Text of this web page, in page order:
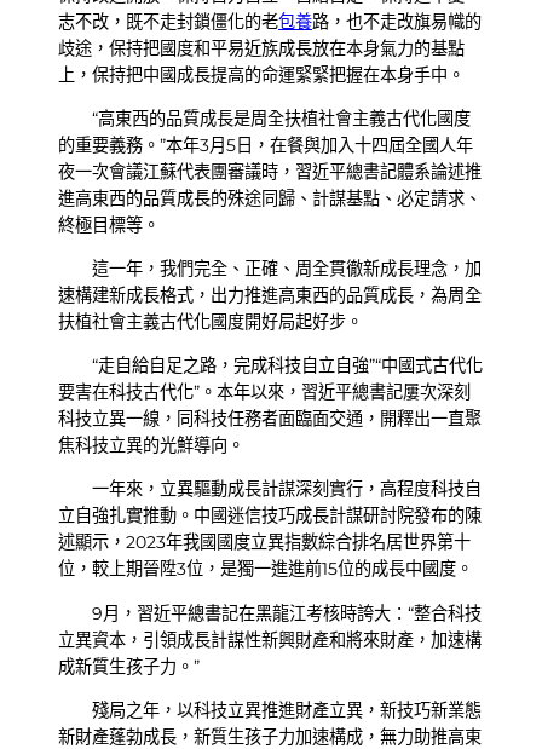
志不改，既不走封鎖僵化的老包養路，也不走改旗易幟的
歧途，保持把國度和平易近族成長放在本身氣力的基點
上，保持把中國成長提高的命運緊緊把握在本身手中。
“高東西的品質成長是周全扶植社會主義古代化國度
的重要義務。”本年3月5日，在餐與加入十四屆全國人年
夜一次會議江蘇代表團審議時，習近平總書記體系論述推
進高東西的品質成長的殊途同歸、計謀基點、必定請求、
終極目標等。
這一年，我們完全、正確、周全貫徹新成長理念，加
速構建新成長格式，出力推進高東西的品質成長，為周全
扶植社會主義古代化國度開好局起好步。
“走自給自足之路，完成科技自立自強”“中國式古代化
要害在科技古代化”。本年以來，習近平總書記屢次深刻
科技立異一線，同科技任務者面臨面交通，開釋出一直聚
焦科技立異的光鮮導向。
一年來，立異驅動成長計謀深刻實行，高程度科技自
立自強扎實推動。中國迷信技巧成長計謀研討院發布的陳
述顯示，2023年我國國度立異指數綜合排名居世界第十
位，較上期晉陞3位，是獨一進進前15位的成長中國度。
9月，習近平總書記在黑龍江考核時誇大：“整合科技
立異資本，引領成長計謀性新興財產和將來財產，加速構
成新質生孩子力。”
殘局之年，以科技立異推進財產立異，新技巧新業態
新財產蓬勃成長，新質生孩子力加速構成，無力助推高東